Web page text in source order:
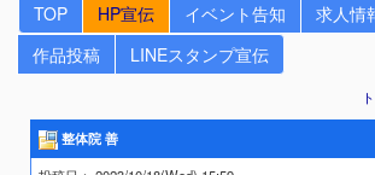
TOP HP宣伝 イベント告知 求人情
作品投稿
LINEスタンプ宣伝
整体院 善